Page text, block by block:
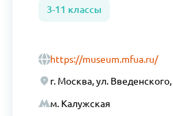
3-11 классы
https://museum.mfua.ru/
г. Москва, ул.
м. Калужская